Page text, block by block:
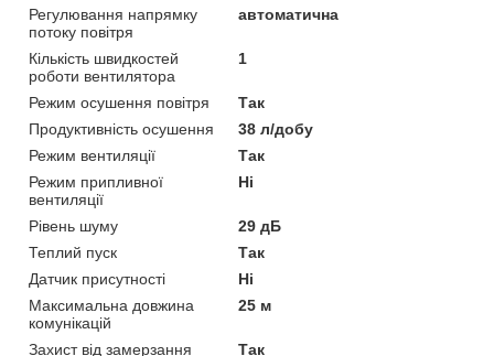
Регулювання напрямку
потоку повітря
автоматична
Кількість швидкостей
роботи вентилятора
1
Режим осушення повітря
Так
Продуктивність осушення
38 л/добу
Режим вентиляції
Так
Режим припливної
вентиляції
Ні
Рівень шуму
29 дБ
Теплий пуск
Так
Датчик присутності
Ні
Максимальна довжина
комунікацій
25 м
Захист від замерзання
Так